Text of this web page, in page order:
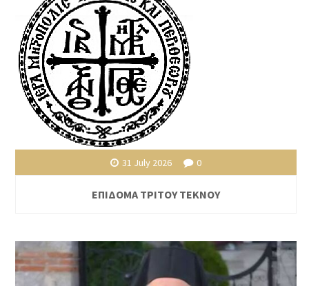
31 July 2026 0
ΕΠΙΔΟΜΑ ΤΡΙΤΟΥ ΤΕΚΝΟΥ